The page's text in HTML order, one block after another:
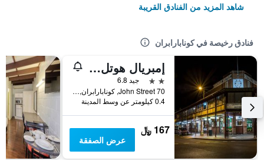
شاهد المزيد من الفنادق القريبة
فنادق رخيصة في كونابارابران
إمبريال هوتل كونا بارابران
2 نجمتين
جيد 6.8
70 John Street, كونابارابران, NSW, أستراليا
0.4 كيلومتر عن وسط المدينة
167 ﷼
عرض الصفقة